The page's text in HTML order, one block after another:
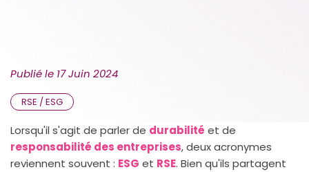
Publié le 17 Juin 2024
RSE / ESG
Lorsqu'il s'agit de parler de durabilité et de
responsabilité des entreprises, deux acronymes
reviennent souvent : ESG et RSE. Bien qu'ils partagent